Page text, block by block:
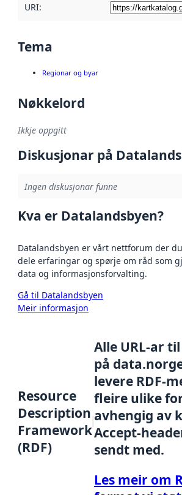
URI:
Tema
Regionar og byar
Nøkkelord
Ikkje oppgitt
Diskusjonar på
Ingen diskusjonar funne
Kva er Datalandsbyen?
Datalandsbyen er vårt nettforum der
dele erfaringar og spørje om råd som
data og informasjonsforvalting.
Gå til Datalandsbyen
Meir informasjon
Resource
Description
Framework
(RDF)
Alle URL-ar
på
levere RDF-
fleire ulike
avhengig av
Accept-
sendt med.
Les meir om